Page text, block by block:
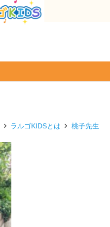
ラルゴKIDSとは 桃子先生